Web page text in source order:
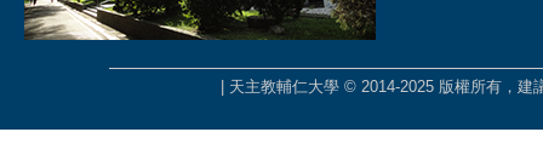
| 天主教輔仁大學 © 2014-2025 版權所有，